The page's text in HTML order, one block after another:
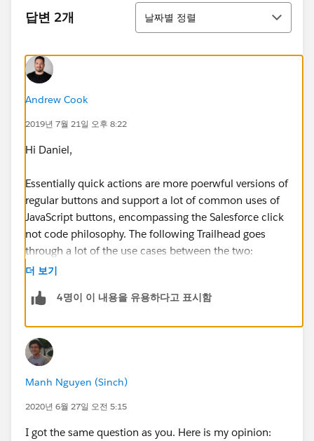
답변 2개
정렬
날짜별 정렬
Andrew Cook
2019년 7월 21일 오후 8:22
Hi Daniel,
Essentially quick actions are more poerwful versions of
regular buttons and support a lot of common uses of
JavaScript buttons, encompassing the Salesforce click
not code philosophy. The following Trailhead goes
through a lot of the use cases between the two:
odules/lex_javascript_button_migration/javascript_b
더 보기
4명이 이 내용을 유용하다고 표시함
Manh Nguyen (Sinch)
2020년 6월 27일 오전 5:15
I got the same question as you. Here is my opinion: